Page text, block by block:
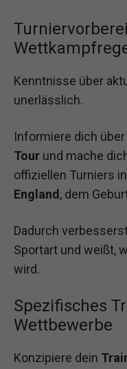
Kenntnisse über
unerlässlich.
Informiere dich
Tour und mache
offiziellen Turniers
England , dem
Dadurch
Sportart und weißt,
wird.
Spezifisches
Wettbewerbe
Konzipiere dein